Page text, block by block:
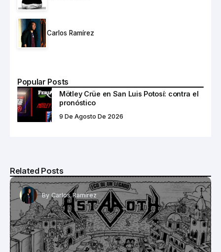
Carlos Ramírez
Popular Posts
Mötley Crüe en San Luis Potosí: contra el
pronóstico
9 De Agosto De 2026
Related Posts
By Carlos Ramírez